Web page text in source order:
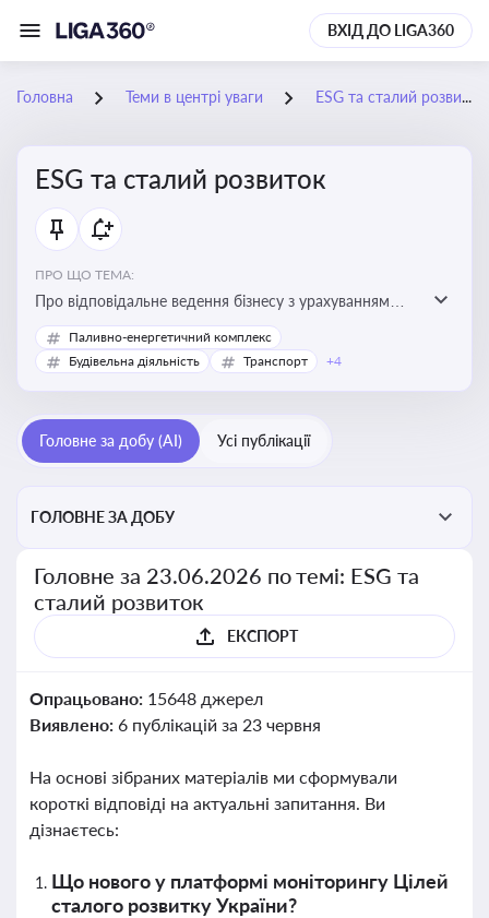
ВХІД ДО LIGA360
Головна Теми в центрі уваги ESG та сталий розвиток
ESG та сталий розвиток
ПРО ЩО ТЕМА:
Про відповідальне ведення бізнесу з урахуванням
екологічних, соціальних та управлінських факторів
для досягнення довгострокової сталості
Паливно-енергетичний комплекс
Будівельна діяльність
Транспорт +4
Головне за добу (AI) Усі публікації
ГОЛОВНЕ ЗА ДОБУ
Головне за 23.06.2026 по темі: ESG та
сталий розвиток
ЕКСПОРТ
Опрацьовано: 15648 джерел
Виявлено: 6 публікацій за 23 червня
На основі зібраних матеріалів ми сформували
короткі відповіді на актуальні запитання. Ви
дізнаєтесь:
Що нового у платформі моніторингу Цілей
сталого розвитку України?